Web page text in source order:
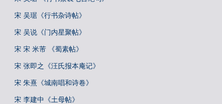
宋 吴琚《行书杂诗帖》
宋 吴说《门内星聚帖》
宋 宋 米芾 《蜀素帖》
宋 张即之《汪氏报本庵记》
宋 朱熹《城南唱和诗卷》
宋 李建中《土母帖》